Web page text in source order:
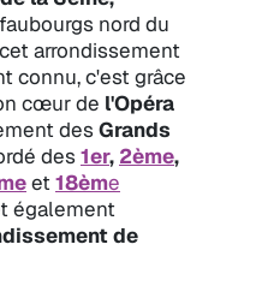
nord du
arrondissement
connu, c'est grâce
cœur de l'Opéra
desGrands
des1er, 2ème,
et 18ème
également
de